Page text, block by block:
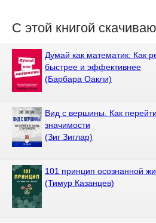
С этой книгой
Думай как математик: Как
быстрее и эффективнее
(Барбара Оакли)
Вид с вершины. Как
значимости
(Зиг Зиглар)
101 принцип осознанной
(Тимур Казанцев)